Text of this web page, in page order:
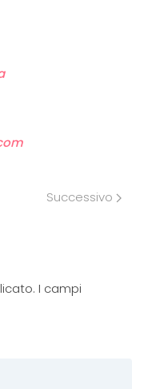
Successivo
I campi